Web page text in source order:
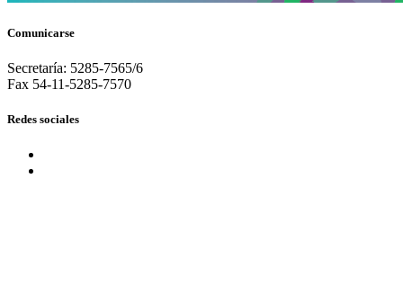
Comunicarse
Secretaría: 5285-7565/6
Fax 54-11-5285-7570
Redes sociales